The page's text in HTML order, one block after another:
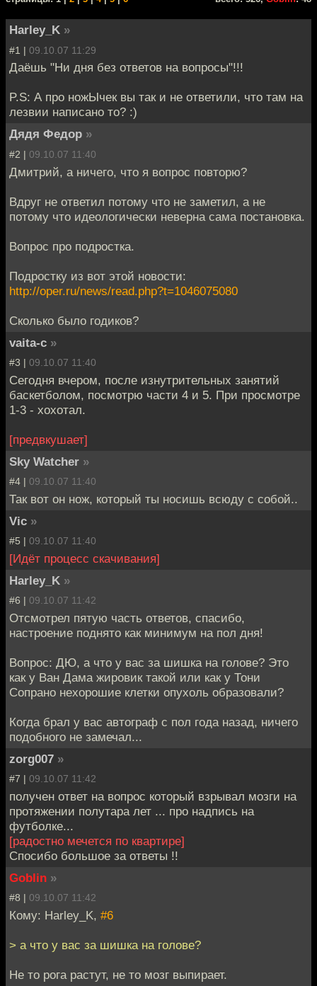
Harley_K »
#1 | 09.10.07 11:29
Даёшь "Ни дня без ответов на вопросы"!!!
P.S: А про ножЫчек вы так и не ответили, что там на
лезвии написано то? :)
Дядя Федор »
#2 | 09.10.07 11:40
Дмитрий, а ничего, что я вопрос повторю?
Вдруг не ответил потому что не заметил, а не
потому что идеологически неверна сама постановка.
Вопрос про подростка.
Подростку из вот этой новости:
http://oper.ru/news/read.php?t=1046075080
Сколько было годиков?
vaita-c »
#3 | 09.10.07 11:40
Сегодня вчером, после изнутрительных занятий
баскетболом, посмотрю части 4 и 5. При просмотре
1-3 - хохотал.
[предвкушает]
Sky Watcher »
#4 | 09.10.07 11:40
Так вот он нож, который ты носишь всюду с собой..
Vic »
#5 | 09.10.07 11:40
[Идёт процесс скачивания]
Harley_K »
#6 | 09.10.07 11:42
Отсмотрел пятую часть ответов, спасибо,
настроение поднято как минимум на пол дня!
Вопрос: ДЮ, а что у вас за шишка на голове? Это
как у Ван Дама жировик такой или как у Тони
Сопрано нехорошие клетки опухоль образовали?
Когда брал у вас автограф с пол года назад, ничего
подобного не замечал...
zorg007 »
#7 | 09.10.07 11:42
получен ответ на вопрос который взрывал мозги на
протяжении полутара лет ... про надпись на
футболке...
[радостно мечется по квартире]
Спосибо большое за ответы !!
Goblin »
#8 | 09.10.07 11:42
Кому: Harley_K, #6
> а что у вас за шишка на голове?
Не то рога растут, не то мозг выпирает.